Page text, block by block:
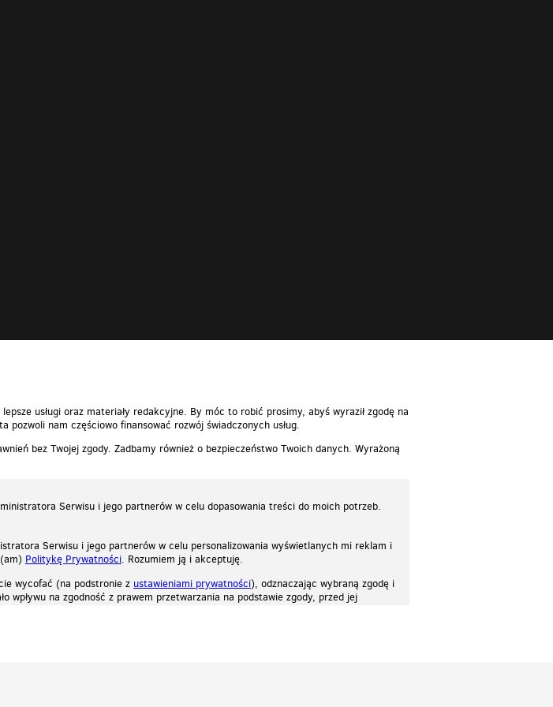
dzięki czemu nie będą zbierane żadne informacje.
usługi oraz materiały redakcyjne. By móc to robić prosimy, abyś wyraził zgodę na
nam częściowo finansować rozwój świadczonych usług.
bez Twojej zgody. Zadbamy również o bezpieczeństwo Twoich danych. Wyrażoną
Serwisu i jego partnerów w celu dopasowania treści do moich potrzeb.
Serwisu i jego partnerów w celu personalizowania wyświetlanych mi reklam i
Politykę Prywatności. Rozumiem ją i akceptuję.
wycofać (na podstronie z ustawieniami prywatności), odznaczając wybraną zgodę i
na zgodność z prawem przetwarzania na podstawie zgody, przed jej